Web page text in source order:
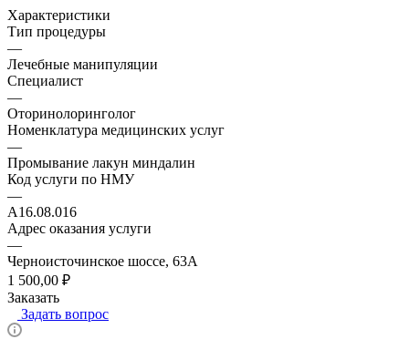
Характеристики
Тип процедуры
—
Лечебные манипуляции
Специалист
—
Оторинолоринголог
Номенклатура медицинских услуг
—
Промывание лакун миндалин
Код услуги по НМУ
—
A16.08.016
Адрес оказания услуги
—
Черноисточинское шоссе, 63А
1 500,00 ₽
Заказать
Задать вопрос